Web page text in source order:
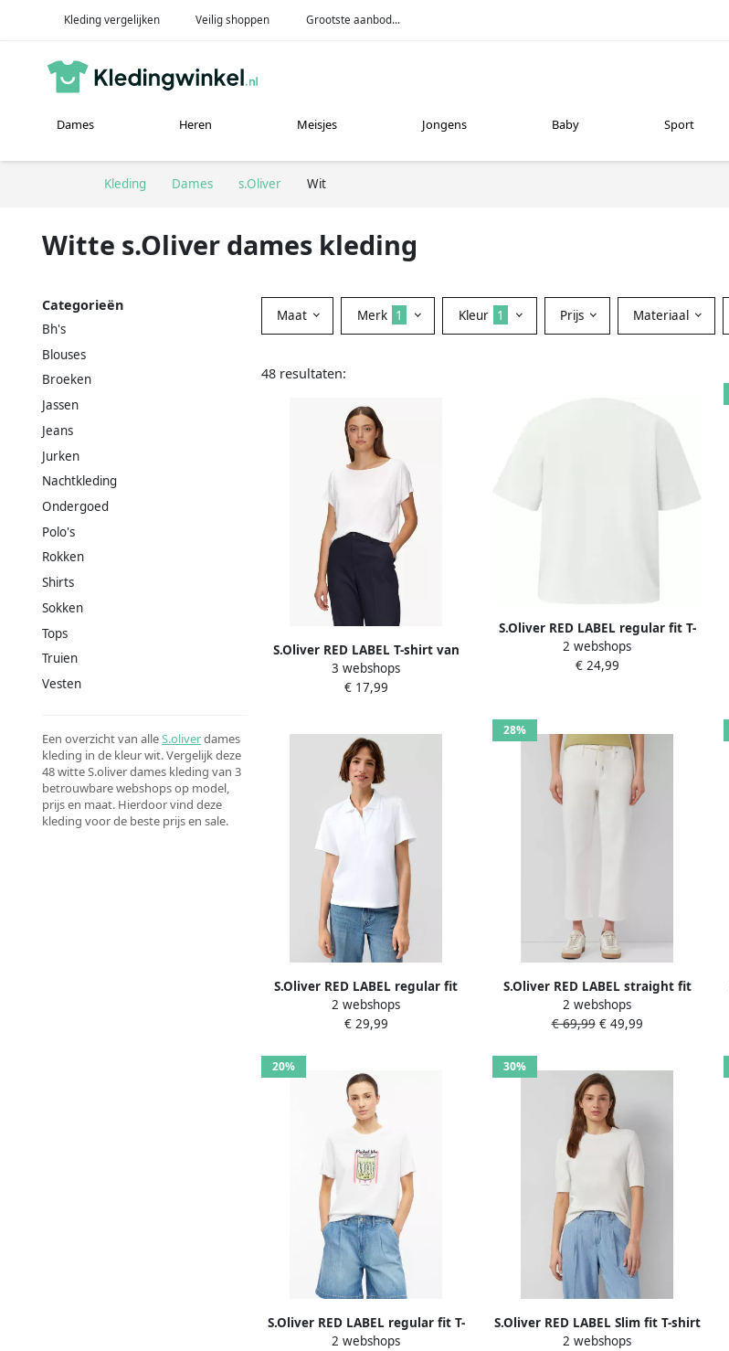
Kleding vergelijken Veilig shoppen Grootste aanbod...
Dames Heren Meisjes Jongens Baby Sport
Kleding Dames s.Oliver Wit
Witte s.Oliver dames kleding
Categorieën
Bh's
Blouses
Broeken
Jassen
Jeans
Jurken
Nachtkleding
Ondergoed
Polo's
Rokken
Shirts
Sokken
Tops
Truien
Vesten
Een overzicht van alleS.oliverdames
kleding in de kleur wit. Vergelijk deze
48 witte S.oliver dames kleding van 3
betrouwbare webshops op model,
prijs en maat. Hierdoor vind deze
kleding voor de beste prijs en sale.
Maat Merk 1 Kleur 1 Prijs Materiaal
48 resultaten:
S.Oliver RED LABEL T-shirt van
viscosemix met ronde hals
3 webshops
€ 17,99
S.Oliver RED LABEL regular fit T-
shirt van puur katoen
2 webshops
€ 24,99
S.Oliver RED LABEL regular fit
poloshirt van katoenmix
2 webshops
€ 29,99
28%
S.Oliver RED LABEL straight fit
jeans van katoenmix model
'KAROLIN'
2 webshops
€ 69,99€ 49,99
20%
S.Oliver RED LABEL regular fit T-
shirt van puur katoen
2 webshops
30%
S.Oliver RED LABEL Slim fit T-shirt
van viscosemix
2 webshops